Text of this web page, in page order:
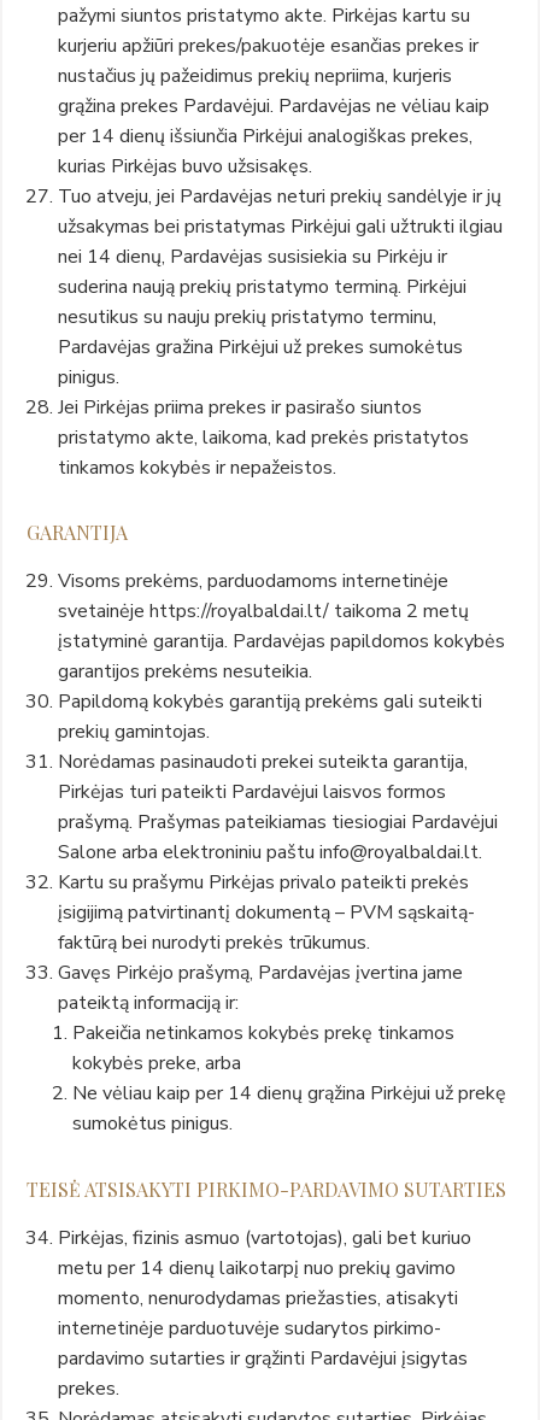
pažymi siuntos pristatymo akte. Pirkėjas kartu su
kurjeriu apžiūri prekes/pakuotėje esančias prekes ir
nustačius jų pažeidimus prekių nepriima, kurjeris
grąžina prekes Pardavėjui. Pardavėjas ne vėliau kaip
per 14 dienų išsiunčia Pirkėjui analogiškas prekes,
kurias Pirkėjas buvo užsisakęs.
Tuo atveju, jei Pardavėjas neturi prekių sandėlyje ir jų
užsakymas bei pristatymas Pirkėjui gali užtrukti ilgiau
nei 14 dienų, Pardavėjas susisiekia su Pirkėju ir
suderina naują prekių pristatymo terminą. Pirkėjui
nesutikus su nauju prekių pristatymo terminu,
Pardavėjas gražina Pirkėjui už prekes sumokėtus
pinigus.
Jei Pirkėjas priima prekes ir pasirašo siuntos
pristatymo akte, laikoma, kad prekės pristatytos
tinkamos kokybės ir nepažeistos.
GARANTIJA
Visoms prekėms, parduodamoms internetinėje
svetainėje https://royalbaldai.lt/ taikoma 2 metų
įstatyminė garantija. Pardavėjas papildomos kokybės
garantijos prekėms nesuteikia.
Papildomą kokybės garantiją prekėms gali suteikti
prekių gamintojas.
Norėdamas pasinaudoti prekei suteikta garantija,
Pirkėjas turi pateikti Pardavėjui laisvos formos
prašymą. Prašymas pateikiamas tiesiogiai Pardavėjui
Salone arba elektroniniu paštu info@royalbaldai.lt.
Kartu su prašymu Pirkėjas privalo pateikti prekės
įsigijimą patvirtinantį dokumentą – PVM sąskaitą-
faktūrą bei nurodyti prekės trūkumus.
Gavęs Pirkėjo prašymą, Pardavėjas įvertina jame
pateiktą informaciją ir:
Pakeičia netinkamos kokybės prekę tinkamos
kokybės preke, arba
Ne vėliau kaip per 14 dienų grąžina Pirkėjui už prekę
sumokėtus pinigus.
TEISĖ ATSISAKYTI PIRKIMO-PARDAVIMO SUTARTIES
Pirkėjas, fizinis asmuo (vartotojas), gali bet kuriuo
metu per 14 dienų laikotarpį nuo prekių gavimo
momento, nenurodydamas priežasties, atisakyti
internetinėje parduotuvėje sudarytos pirkimo-
pardavimo sutarties ir grąžinti Pardavėjui įsigytas
prekes.